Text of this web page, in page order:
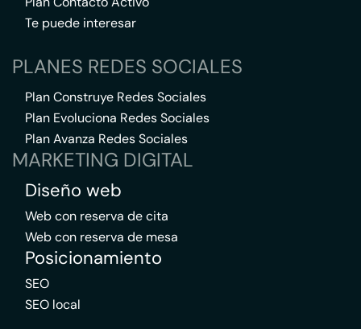
Te puede interesar
PLANES REDES SOCIALES
Plan Construye Redes Sociales
Plan Evoluciona Redes Sociales
Plan Avanza Redes Sociales
MARKETING DIGITAL
Diseño web
Web con reserva de cita
Web con reserva de mesa
Posicionamiento
SEO
SEO local